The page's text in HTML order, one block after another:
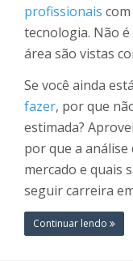
profissionais
tecnologia. Não
área são vistas
Se você ainda
fazer, por que
estimada?
por que a
mercado e quais
seguir carreira
Continuar lendo